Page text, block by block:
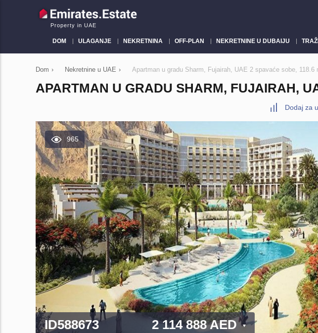
Property in UAE
DOM ULAGANJE NEKRETNINA OFF-PLAN NEKRETNINE U DUBAIJU
Dom › Nekretnine u UAE › Apartman u gradu Sharm, Fujairah, UAE 2 spavaće sobe, 118.6
APARTMAN U GRADU SHARM, FUJAIRAH,
Dodaj za
965
ID588673 2 114 888 AED